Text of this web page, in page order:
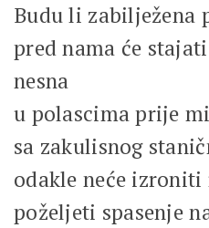
Budu li zabilježena
pred nama će
nesna
u polascima prije
sa zakulisnog
odakle neće izroniti
poželjeti spasenje